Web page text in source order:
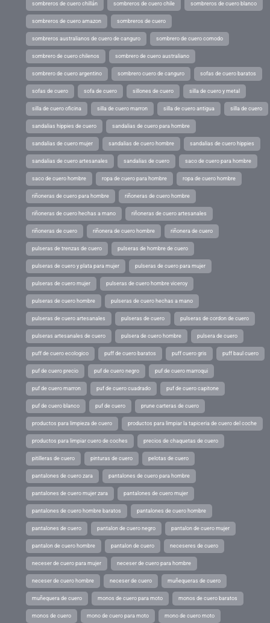
sombreros de cuero chillán sombreros de cuero chile sombreros de cuero blanco
sombreros de cuero amazon sombreros de cuero
sombreros australianos de cuero de canguro sombrero de cuero comodo
sombrero de cuero chilenos sombrero de cuero australiano
sombrero de cuero argentino sombrero cuero de canguro sofas de cuero baratos
sofas de cuero sofa de cuero sillones de cuero silla de cuero y metal
silla de cuero oficina silla de cuero marron silla de cuero antigua silla de cuero
sandalias hippies de cuero sandalias de cuero para hombre
sandalias de cuero mujer sandalias de cuero hombre sandalias de cuero hippies
sandalias de cuero artesanales sandalias de cuero saco de cuero para hombre
saco de cuero hombre ropa de cuero para hombre ropa de cuero hombre
riñoneras de cuero para hombre riñoneras de cuero hombre
riñoneras de cuero hechas a mano riñoneras de cuero artesanales
riñoneras de cuero riñonera de cuero hombre riñonera de cuero
pulseras de trenzas de cuero pulseras de hombre de cuero
pulseras de cuero y plata para mujer pulseras de cuero para mujer
pulseras de cuero mujer pulseras de cuero hombre viceroy
pulseras de cuero hombre pulseras de cuero hechas a mano
pulseras de cuero artesanales pulseras de cuero pulseras de cordon de cuero
pulseras artesanales de cuero pulsera de cuero hombre pulsera de cuero
puff de cuero ecologico puff de cuero baratos puff cuero gris puff baul cuero
puf de cuero precio puf de cuero negro puf de cuero marroqui
puf de cuero marron puf de cuero cuadrado puf de cuero capitone
puf de cuero blanco puf de cuero prune carteras de cuero
productos para limpieza de cuero productos para limpiar la tapiceria de cuero del coche
productos para limpiar cuero de coches precios de chaquetas de cuero
pitilleras de cuero pinturas de cuero pelotas de cuero
pantalones de cuero zara pantalones de cuero para hombre
pantalones de cuero mujer zara pantalones de cuero mujer
pantalones de cuero hombre baratos pantalones de cuero hombre
pantalones de cuero pantalon de cuero negro pantalon de cuero mujer
pantalon de cuero hombre pantalon de cuero neceseres de cuero
neceser de cuero para mujer neceser de cuero para hombre
neceser de cuero hombre neceser de cuero muñequeras de cuero
muñequera de cuero monos de cuero para moto monos de cuero baratos
monos de cuero mono de cuero para moto mono de cuero moto